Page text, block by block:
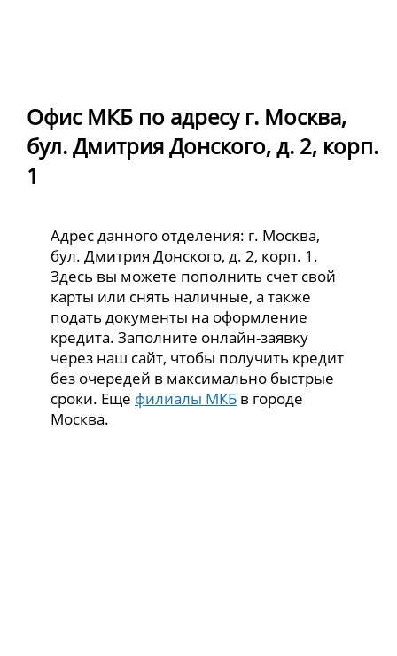
Офис МКБ по адресу г. Москва,
бул. Дмитрия Донского, д. 2, корп.
1
Адрес данного отделения: г. Москва,
бул. Дмитрия Донского, д. 2, корп. 1.
Здесь вы можете пополнить счет свой
карты или снять наличные, а также
подать документы на оформление
кредита. Заполните онлайн-заявку
через наш сайт, чтобы получить кредит
без очередей в максимально быстрые
сроки. Еще филиалы МКБ в городе
Москва.